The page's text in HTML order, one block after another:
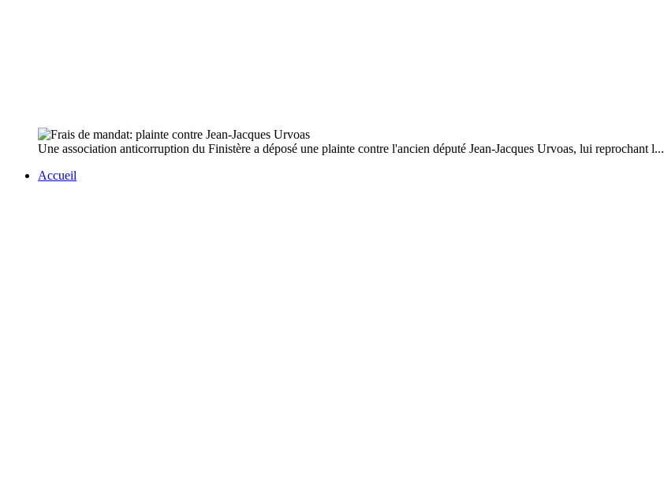
Une association anticorruption du Finistère a déposé une plainte contre l'ancien député Jean-Jacques Urvoas, lui reprochant l...
Accueil